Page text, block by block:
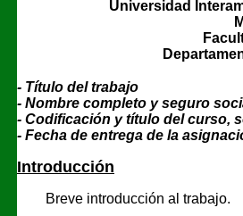
Universidad
- Título del trabajo
- Nombre completo y seguro
- Codificación y título del curso,
- Fecha de entrega de la
Introducción
Breve introducción al trabajo.